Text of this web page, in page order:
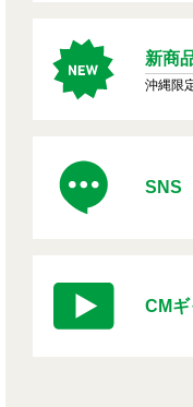
新商
沖縄限
SNS
CM